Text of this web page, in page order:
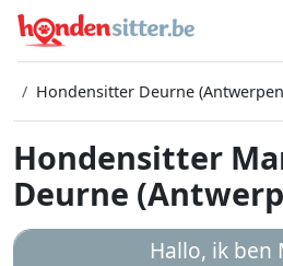
Hondensitter Deurne
Hondensitter
Deurne
Hallo, ik ben